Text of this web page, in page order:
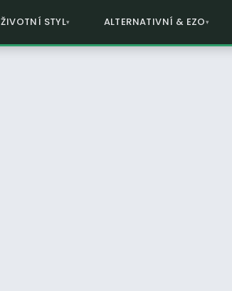
ŽIVOTNÍ STYL ALTERNATIVNÍ & EZO